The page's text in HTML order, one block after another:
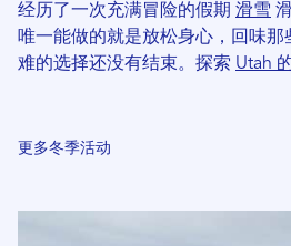
经历了一次充满冒险的假期 滑雪
唯一能做的就是放松身心，回味
难的选择还没有结束。探索 Utah
更多冬季活动